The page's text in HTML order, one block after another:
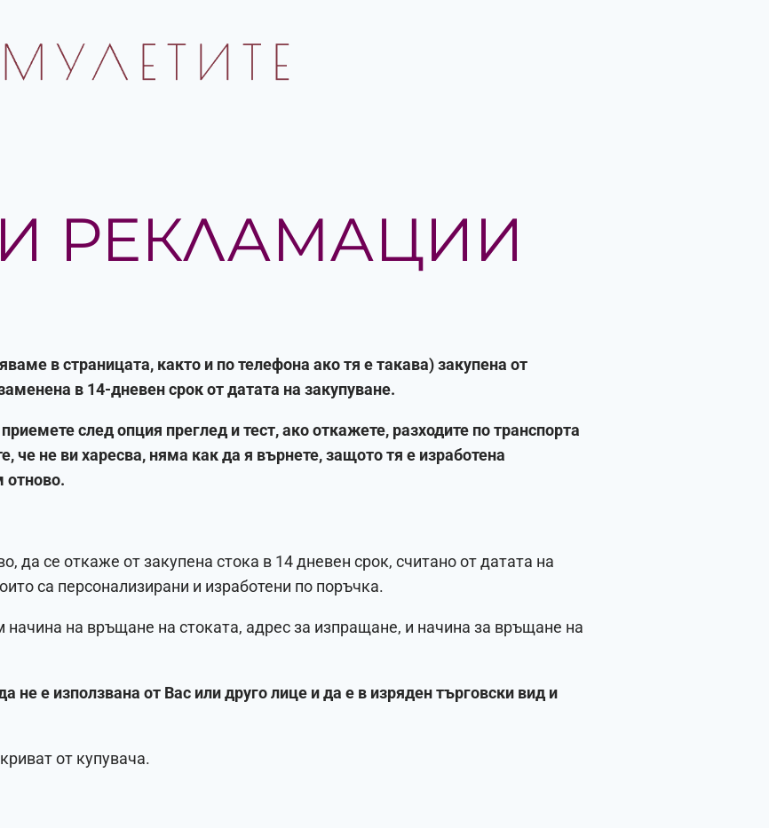
РЕКЛАМАЦИИ
в страницата, както и по телефона ако тя е такава) закупена от
в 14-дневен срок от датата на закупуване.
след опция преглед и тест, ако откажете, разходите по транспорта
че не ви харесва, няма как да я върнете, защото тя е изработена
отново.
да се откаже от закупена стока в 14 дневен срок, считано от датата на
са персонализирани и изработени по поръчка.
на връщане на стоката, адрес за изпращане, и начина за връщане на
не е използвана от Вас или друго лице и да е в изряден търговски вид и
от купувача.